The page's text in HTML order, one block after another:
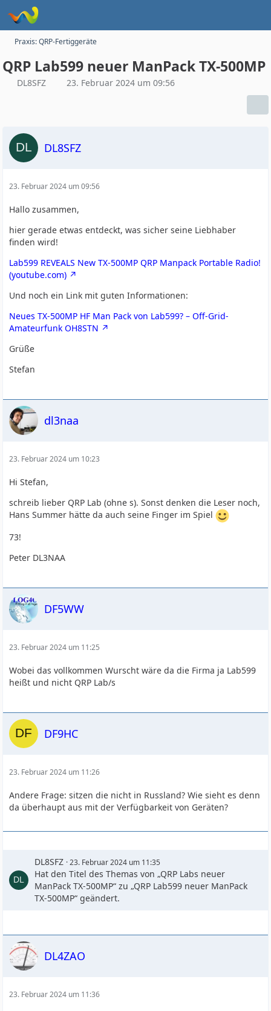
Praxis: QRP-Fertiggeräte
QRP Lab599 neuer ManPack TX-500MP
DL8SFZ 23. Februar 2024 um 09:56
DL8SFZ
23. Februar 2024 um 09:56
Hallo zusammen,
hier gerade etwas entdeckt, was sicher seine Liebhaber
finden wird!
Lab599 REVEALS New TX-500MP QRP Manpack Portable Radio!
(youtube.com)
Und noch ein Link mit guten Informationen:
Neues TX-500MP HF Man Pack von Lab599? – Off-Grid-
Amateurfunk OH8STN
Grüße
Stefan
dl3naa
23. Februar 2024 um 10:23
Hi Stefan,
schreib lieber QRP Lab (ohne s). Sonst denken die Leser noch,
Hans Summer hätte da auch seine Finger im Spiel
73!
Peter DL3NAA
DF5WW
23. Februar 2024 um 11:25
Wobei das vollkommen Wurscht wäre da die Firma ja Lab599
heißt und nicht QRP Lab/s
DF9HC
23. Februar 2024 um 11:26
Andere Frage: sitzen die nicht in Russland? Wie sieht es denn
da überhaupt aus mit der Verfügbarkeit von Geräten?
DL8SFZ 23. Februar 2024 um 11:35
Hat den Titel des Themas von „QRP Labs neuer
ManPack TX-500MP“ zu „QRP Lab599 neuer ManPack
TX-500MP“ geändert.
DL4ZAO
23. Februar 2024 um 11:36